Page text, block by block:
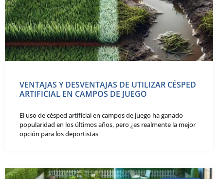
VENTAJAS Y DESVENTAJAS DE UTILIZAR CÉSPED
ARTIFICIAL EN CAMPOS DE JUEGO
El uso de césped artificial en campos de juego ha ganado
popularidad en los últimos años, pero ¿es realmente la mejor
opción para los deportistas